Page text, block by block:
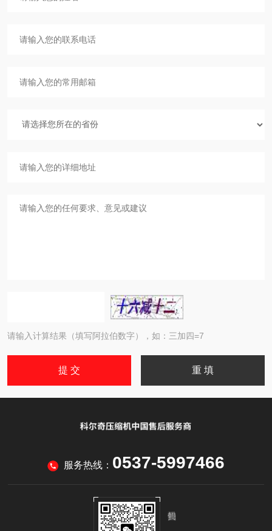
请输入计算结果（填写阿拉伯数字），如：三加四=7
服务热线： 0537-5997466